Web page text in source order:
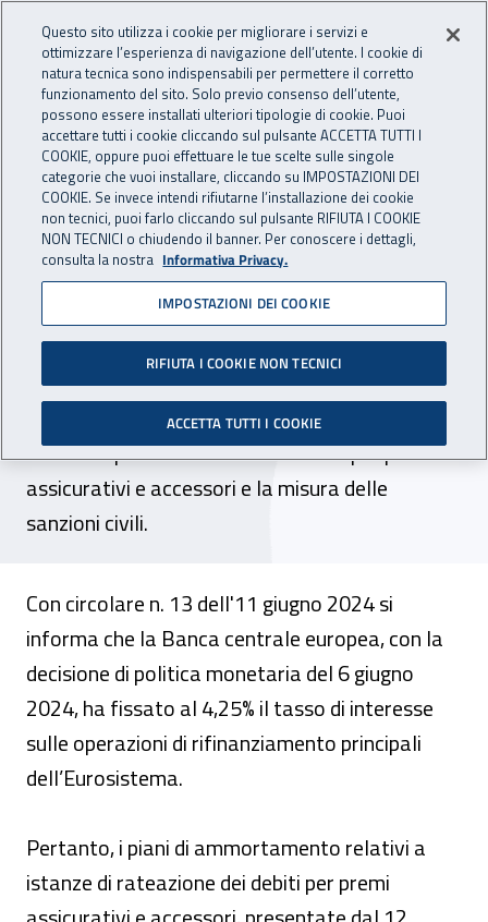
INAIL - Istituto Nazionale
Apri cerca
Navigazione principale
Navigazione - Ti trovi in:
Home Inail comunica Avvisi
Pagamento premi e
accessori: modifica tasso di
interesse di rateazione e
misura delle sanzioni civili
Dal 12 giugno 2024 sono modificati il tasso di
interesse per le rateazioni dei debiti per premi
assicurativi e accessori e la misura delle
sanzioni civili.
Con circolare n. 13 dell'11 giugno 2024 si
informa che la Banca centrale europea, con la
decisione di politica monetaria del 6 giugno
2024, ha fissato al 4,25% il tasso di interesse
sulle operazioni di rifinanziamento principali
dell’Eurosistema.
Pertanto, i piani di ammortamento relativi a
istanze di rateazione dei debiti per premi
Questo sito utilizza i cookie per migliorare i servizi e
ottimizzare l’esperienza di navigazione dell’utente. I cookie di
natura tecnica sono indispensabili per permettere il corretto
funzionamento del sito. Solo previo consenso dell’utente,
possono essere installati ulteriori tipologie di cookie. Puoi
accettare tutti i cookie cliccando sul pulsante ACCETTA TUTTI I
COOKIE, oppure puoi effettuare le tue scelte sulle singole
categorie che vuoi installare, cliccando su IMPOSTAZIONI DEI
COOKIE. Se invece intendi rifiutarne l’installazione dei cookie
non tecnici, puoi farlo cliccando sul pulsante RIFIUTA I COOKIE
NON TECNICI o chiudendo il banner. Per conoscere i dettagli,
consulta la nostra Informativa Privacy.
IMPOSTAZIONI DEI COOKIE
RIFIUTA I COOKIE NON TECNICI
ACCETTA TUTTI I COOKIE